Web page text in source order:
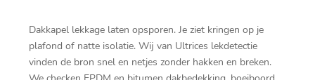
Dakkapel lekkage laten opsporen.​ Je ziet kringen op je
plafond of natte isolatie.​ Wij van Ultrices lekdetectie
vinden de bron snel en netjes zonder hakken en breken.​